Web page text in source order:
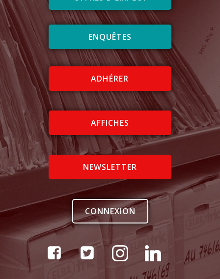
ENQUÊTES
ADHÉRER
AFFICHES
NEWSLETTER
CONNEXION